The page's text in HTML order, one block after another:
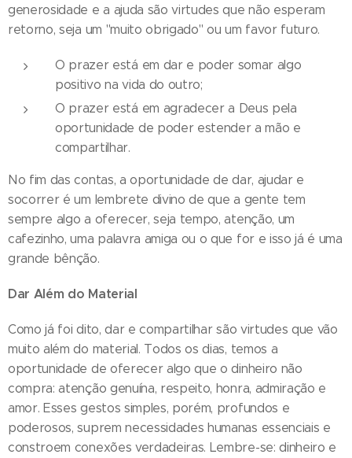
generosidade e a ajuda são virtudes que não esperam
retorno, seja um "muito obrigado" ou um favor futuro.
O prazer está em dar e poder somar algo
positivo na vida do outro;
O prazer está em agradecer a Deus pela
oportunidade de poder estender a mão e
compartilhar.
No fim das contas, a oportunidade de dar, ajudar e
socorrer é um lembrete divino de que a gente tem
sempre algo a oferecer, seja tempo, atenção, um
cafezinho, uma palavra amiga ou o que for e isso já é uma
grande bênção.
Dar Além do Material
Como já foi dito, dar e compartilhar são virtudes que vão
muito além do material. Todos os dias, temos a
oportunidade de oferecer algo que o dinheiro não
compra: atenção genuína, respeito, honra, admiração e
amor. Esses gestos simples, porém, profundos e
poderosos, suprem necessidades humanas essenciais e
constroem conexões verdadeiras. Lembre-se: dinheiro e